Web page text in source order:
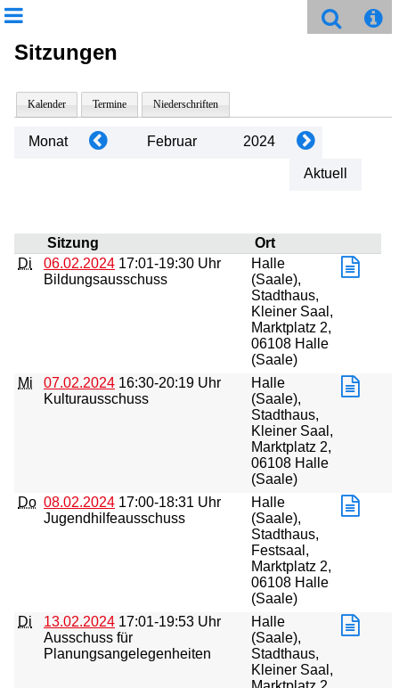
Sitzungen
Kalender Termine Niederschriften
Monat Februar 2024
Aktuell
Sitzung
Ort
Di
06.02.2024 17:01-19:30 Uhr
Bildungsausschuss
Halle
(Saale),
Stadthaus,
Kleiner Saal,
Marktplatz 2,
06108 Halle
(Saale)
Mi
07.02.2024 16:30-20:19 Uhr
Kulturausschuss
Halle
(Saale),
Stadthaus,
Kleiner Saal,
Marktplatz 2,
06108 Halle
(Saale)
Do 08.02.2024 17:00-18:31 Uhr
Jugendhilfeausschuss
Halle
(Saale),
Stadthaus,
Festsaal,
Marktplatz 2,
06108 Halle
(Saale)
Di
13.02.2024 17:01-19:53 Uhr
Ausschuss für
Planungsangelegenheiten
Halle
(Saale),
Stadthaus,
Kleiner Saal,